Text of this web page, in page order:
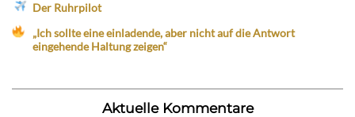
Der Ruhrpilot
„Ich sollte eine einladende, aber nicht auf die Antwort
eingehende Haltung zeigen“
Aktuelle Kommentare